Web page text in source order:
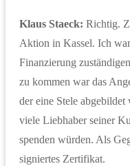
Klaus Staeck: Richtig.
Aktion in Kassel. Ich
Finanzierung
zu kommen war das
der eine Stele abgebildet
viele Liebhaber seiner
spenden würden. Als
signiertes Zertifikat.